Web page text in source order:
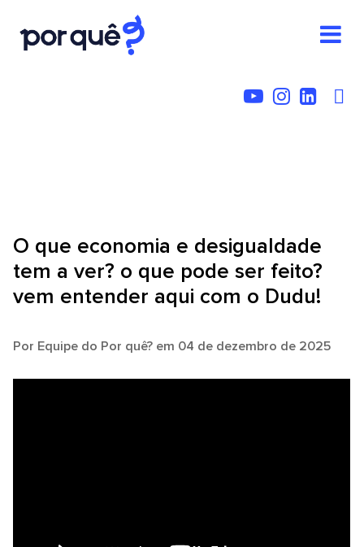
O que economia e desigualdade
tem a ver? o que pode ser feito?
vem entender aqui com o Dudu!
Por Equipe do Por quê? em 04 de dezembro de 2025